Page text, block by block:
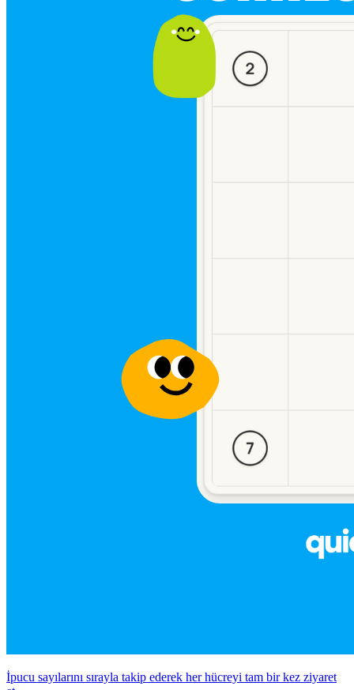
İpucu sayılarını sırayla takip ederek her hücreyi tam bir kez ziyaret